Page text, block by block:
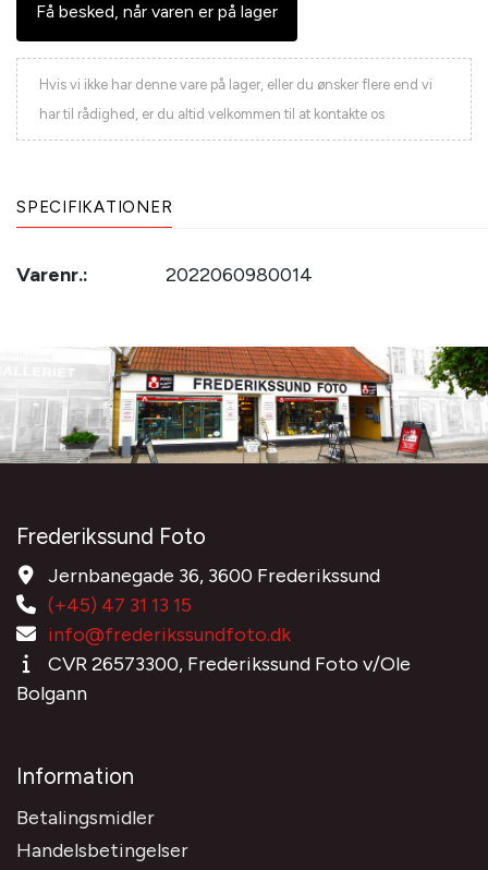
Få besked, når varen er på lager
Hvis vi ikke har denne vare på lager, eller du ønsker flere end vi
har til rådighed, er du altid velkommen til at kontakte os
SPECIFIKATIONER
Varenr.: 2022060980014
Frederikssund Foto
Jernbanegade 36, 3600 Frederikssund
(+45) 47 31 13 15
info@frederikssundfoto.dk
CVR 26573300, Frederikssund Foto v/Ole
Bolgann
Information
Betalingsmidler
Handelsbetingelser